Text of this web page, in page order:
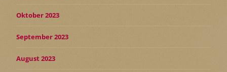
Oktober 2023
September 2023
August 2023